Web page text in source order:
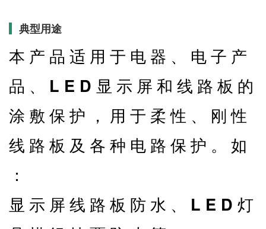
典型用途
本 产 品 适 用 于 电 器 、 电 子 产
品 、 L E D 显 示 屏 和 线 路 板 的
涂 敷 保 护 ， 用 于 柔 性 、 刚 性
线 路 板 及 各 种 电 路 保 护 。 如
：
显 示 屏 线 路 板 防 水 、 L E D 灯